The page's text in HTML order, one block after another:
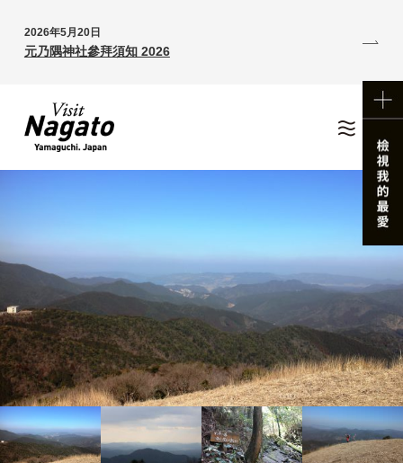
2026年5月20日
元乃隅神社參拜須知 2026